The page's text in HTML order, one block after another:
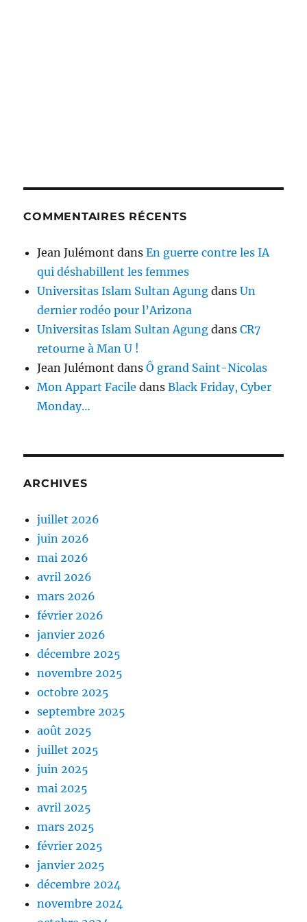
COMMENTAIRES RÉCENTS
Jean Julémont dansEn guerre contre les IA
qui déshabillent les femmes
Universitas Islam Sultan Agung dansUn
dernier rodéo pour l’Arizona
Universitas Islam Sultan Agung dansCR7
retourne à Man U !
Jean Julémont dansÔ grand Saint-Nicolas
Mon Appart Facile dansBlack Friday, Cyber
Monday…
ARCHIVES
juillet 2026
juin 2026
mai 2026
avril 2026
mars 2026
février 2026
janvier 2026
décembre 2025
novembre 2025
octobre 2025
septembre 2025
août 2025
juillet 2025
juin 2025
mai 2025
avril 2025
mars 2025
février 2025
janvier 2025
décembre 2024
novembre 2024